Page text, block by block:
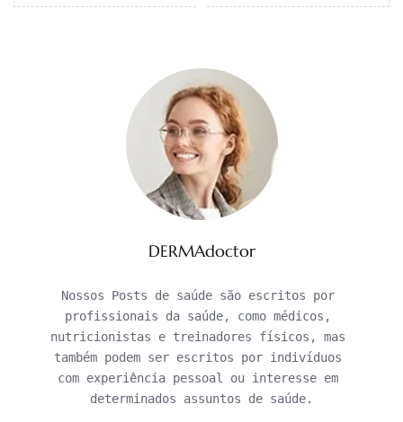
DERMAdoctor
Nossos Posts de saúde são escritos por
profissionais da saúde, como médicos,
nutricionistas e treinadores físicos, mas
também podem ser escritos por indivíduos
com experiência pessoal ou interesse em
determinados assuntos de saúde.